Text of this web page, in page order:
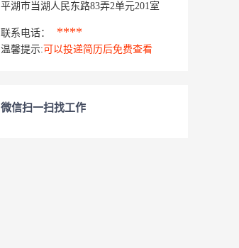
平湖市当湖人民东路83弄2单元201室
联系电话： ****
温馨提示: 可以投递简历后免费查看
微信扫一扫找工作